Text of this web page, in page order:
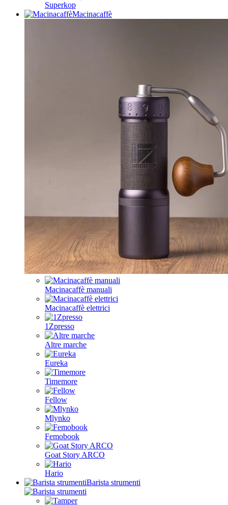
Superkop
Macinacaffè
Macinacaffè manuali
Macinacaffè elettrici
1Zpresso
Altre marche
Eureka
Timemore
Fellow
Mlynko
Femobook
Goat Story ARCO
Hario
Barista strumenti